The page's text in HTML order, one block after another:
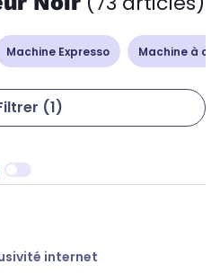
Machine Expresso Machine à
(1)
internet